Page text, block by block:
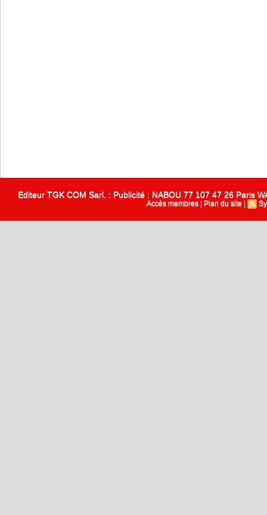
Editeur TGK COM Sarl. : Publicité : NABOU 77 107 47 26 Paris
Accès membres Plan du site